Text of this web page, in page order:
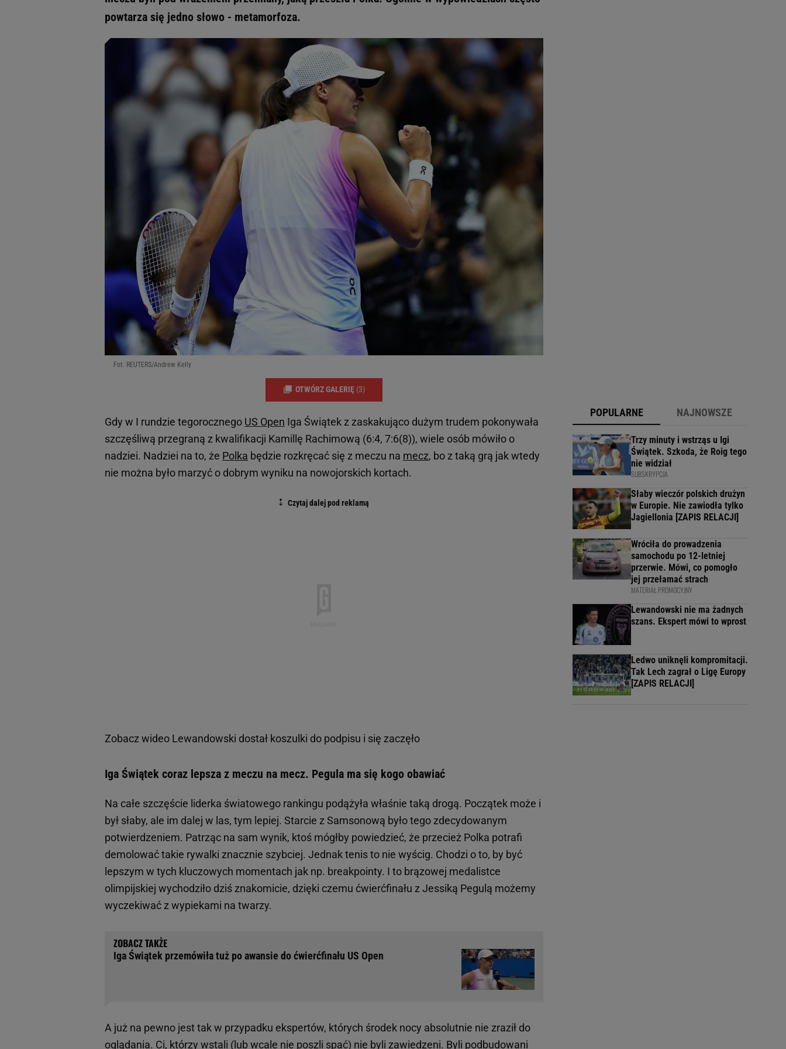
powtarza się jedno słowo - metamorfoza.
Fot. REUTERS/Andrew Kelly
OTWÓRZ GALERIĘ (3)
Gdy w I rundzie tegorocznego US Open Iga Świątek z zaskakująco dużym trudem pokonywała
szczęśliwą przegraną z kwalifikacji Kamillę Rachimową (6:4, 7:6(8)), wiele osób mówiło o
nadziei. Nadziei na to, że Polka będzie rozkręcać się z meczu na mecz, bo z taką grą jak wtedy
nie można było marzyć o dobrym wyniku na nowojorskich kortach.
Zobacz wideo Lewandowski dostał koszulki do podpisu i się zaczęło
Iga Świątek coraz lepsza z meczu na mecz. Pegula ma się kogo obawiać
Na całe szczęście liderka światowego rankingu podążyła właśnie taką drogą. Początek może i
był słaby, ale im dalej w las, tym lepiej. Starcie z Samsonową było tego zdecydowanym
potwierdzeniem. Patrząc na sam wynik, ktoś mógłby powiedzieć, że przecież Polka potrafi
demolować takie rywalki znacznie szybciej. Jednak tenis to nie wyścig. Chodzi o to, by być
lepszym w tych kluczowych momentach jak np. breakpointy. I to brązowej medalistce
olimpijskiej wychodziło dziś znakomicie, dzięki czemu ćwierćfinału z Jessiką Pegulą możemy
wyczekiwać z wypiekami na twarzy.
Iga Świątek przemówiła tuż po awansie do ćwierćfinału US Open
A już na pewno jest tak w przypadku ekspertów, których środek nocy absolutnie nie zraził do
oglądania. Ci, którzy wstali (lub wcale nie poszli spać) nie byli zawiedzeni. Byli podbudowani
POPULARNE NAJNOWSZE
Trzy minuty i wstrząs u Igi
Świątek. Szkoda, że Roig tego
nie widział
SUBSKRYPCJA
Słaby wieczór polskich drużyn
w Europie. Nie zawiodła tylko
Jagiellonia [ZAPIS RELACJI]
Wróciła do prowadzenia
samochodu po 12-letniej
przerwie. Mówi, co pomogło
jej przełamać strach
MATERIAŁ PROMOCYJNY
Lewandowski nie ma żadnych
szans. Ekspert mówi to wprost
Ledwo uniknęli kompromitacji.
Tak Lech zagrał o Ligę Europy
[ZAPIS RELACJI]